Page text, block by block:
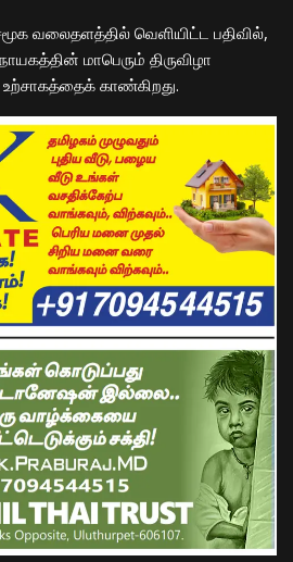
வலைதளத்தில் வெளியிட்ட பதிவில்,
மாபெரும் திருவிழா
காண்கிறது.